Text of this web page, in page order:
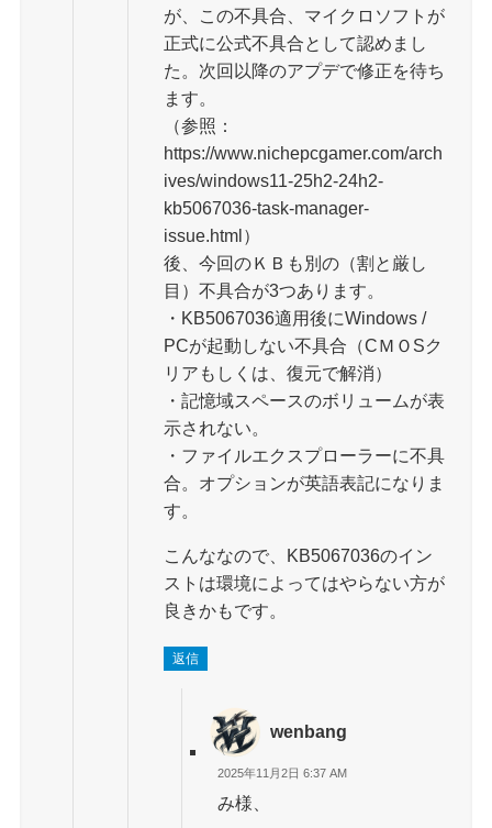
が、この不具合、マイクロソフトが
正式に公式不具合として認めまし
た。次回以降のアプデで修正を待ち
ます。
（参照：
https://www.nichepcgamer.com/arch
ives/windows11-25h2-24h2-
kb5067036-task-manager-
issue.html）
後、今回のＫＢも別の（割と厳し
目）不具合が3つあります。
・KB5067036適用後にWindows /
PCが起動しない不具合（CＭＯSク
リアもしくは、復元で解消）
・記憶域スペースのボリュームが表
示されない。
・ファイルエクスプローラーに不具
合。オプションが英語表記になりま
す。
こんななので、KB5067036のイン
ストは環境によってはやらない方が
良きかもです。
返信
wenbang
2025年11月2日 6:37 AM
み様、